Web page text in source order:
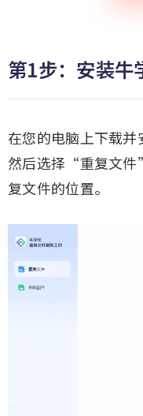
第1步：安装牛
在您的电脑上下载并
然后选择“重复文件
复文件的位置。